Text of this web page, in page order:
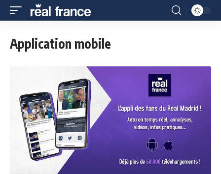
Application mobile